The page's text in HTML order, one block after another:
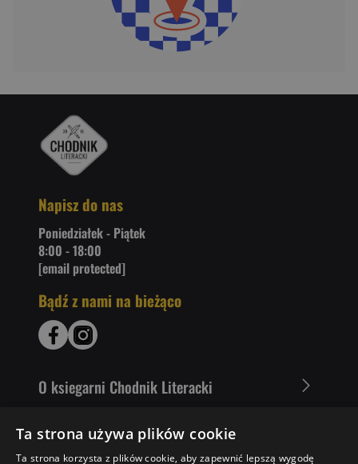
Napisz do nas
Poniedziałek - Piątek
8:00 - 18:00
[email protected]
Bądź z nami na bieżąco
O ksiegarni Chodnik Literacki
Zakupy u nas
Ta strona używa plików cookie
Ta strona korzysta z plików cookie, aby zapewnić lepszą wygodę